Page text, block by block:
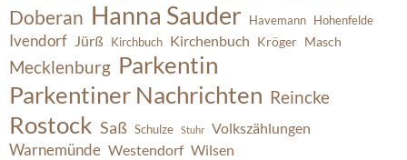
Doberan Hanna Sauder Havemann Hohenfelde
Ivendorf Jürß Kirchbuch Kirchenbuch Kröger Masch
Mecklenburg Parkentin
Parkentiner Nachrichten Reincke
Rostock Saß Schulze Stuhr Volkszählungen
Warnemünde Westendorf Wilsen